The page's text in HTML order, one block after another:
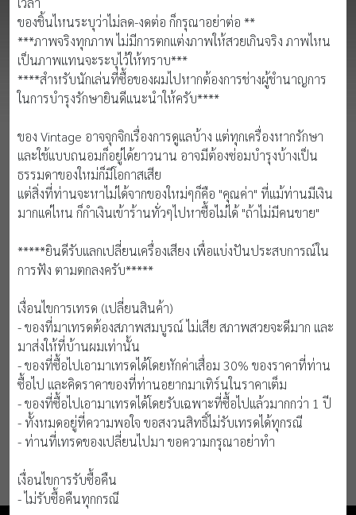
ของชิ้นไหนระบุว่าไม่ลด-งดต่อ ก็กรุณาอย่าต่อ **
***ภาพจริงทุกภาพ ไม่มีการตกแต่งภาพให้สวยเกินจริง ภาพไหน
เป็นภาพแทนจะระบุไว้ให้ทราบ***
****สำหรับนักเล่นที่ซื้อของผมไปหากต้องการช่างผู้ชำนาญการ
ในการบำรุงรักษายินดีแนะนำให้ครับ****
ของ Vintage อาจจุกจิกเรื่องการดูแลบ้าง แต่ทุกเครื่องหากรักษา
และใช้แบบถนอมก็อยู่ได้ยาวนาน อาจมีต้องซ่อมบำรุงบ้างเป็น
ธรรมดาของใหม่ก็มีโอกาสเสีย
แต่สิ่งที่ท่านจะหาไม่ได้จากของใหม่ๆก็คือ "คุณค่า" ที่แม้ท่านมีเงิน
มากแค่ไหน ก็กำเงินเข้าร้านทั่วๆไปหาซื้อไม่ได้ "ถ้าไม่มีคนขาย"
*****ยินดีรับแลกเปลี่ยนเครื่องเสียง เพื่อแบ่งปันประสบการณ์ใน
การฟัง ตามตกลงครับ*****
เงื่อนไขการเทรด (เปลี่ยนสินค้า)
- ของที่มาเทรดต้องสภาพสมบูรณ์ ไม่เสีย สภาพสวยจะดีมาก และ
มาส่งให้ที่บ้านผมเท่านั้น
- ของที่ซื้อไปเอามาเทรดได้โดยหักค่าเสื่อม 30% ของราคาที่ท่าน
ซื้อไป และคิดราคาของที่ท่านอยากมาเทิร์นในราคาเต็ม
- ของที่ซื้อไปเอามาเทรดได้โดยรับเฉพาะที่ซื้อไปแล้วมากกว่า 1 ปี
- ทั้งหมดอยู่ที่ความพอใจ ขอสงวนสิทธิ์ไม่รับเทรดได้ทุกรณี
- ท่านที่เทรดของเปลี่ยนไปมา ขอความกรุณาอย่าทำ
เงื่อนไขการรับซื้อคืน
- ไม่รับซื้อคืนทุกกรณี